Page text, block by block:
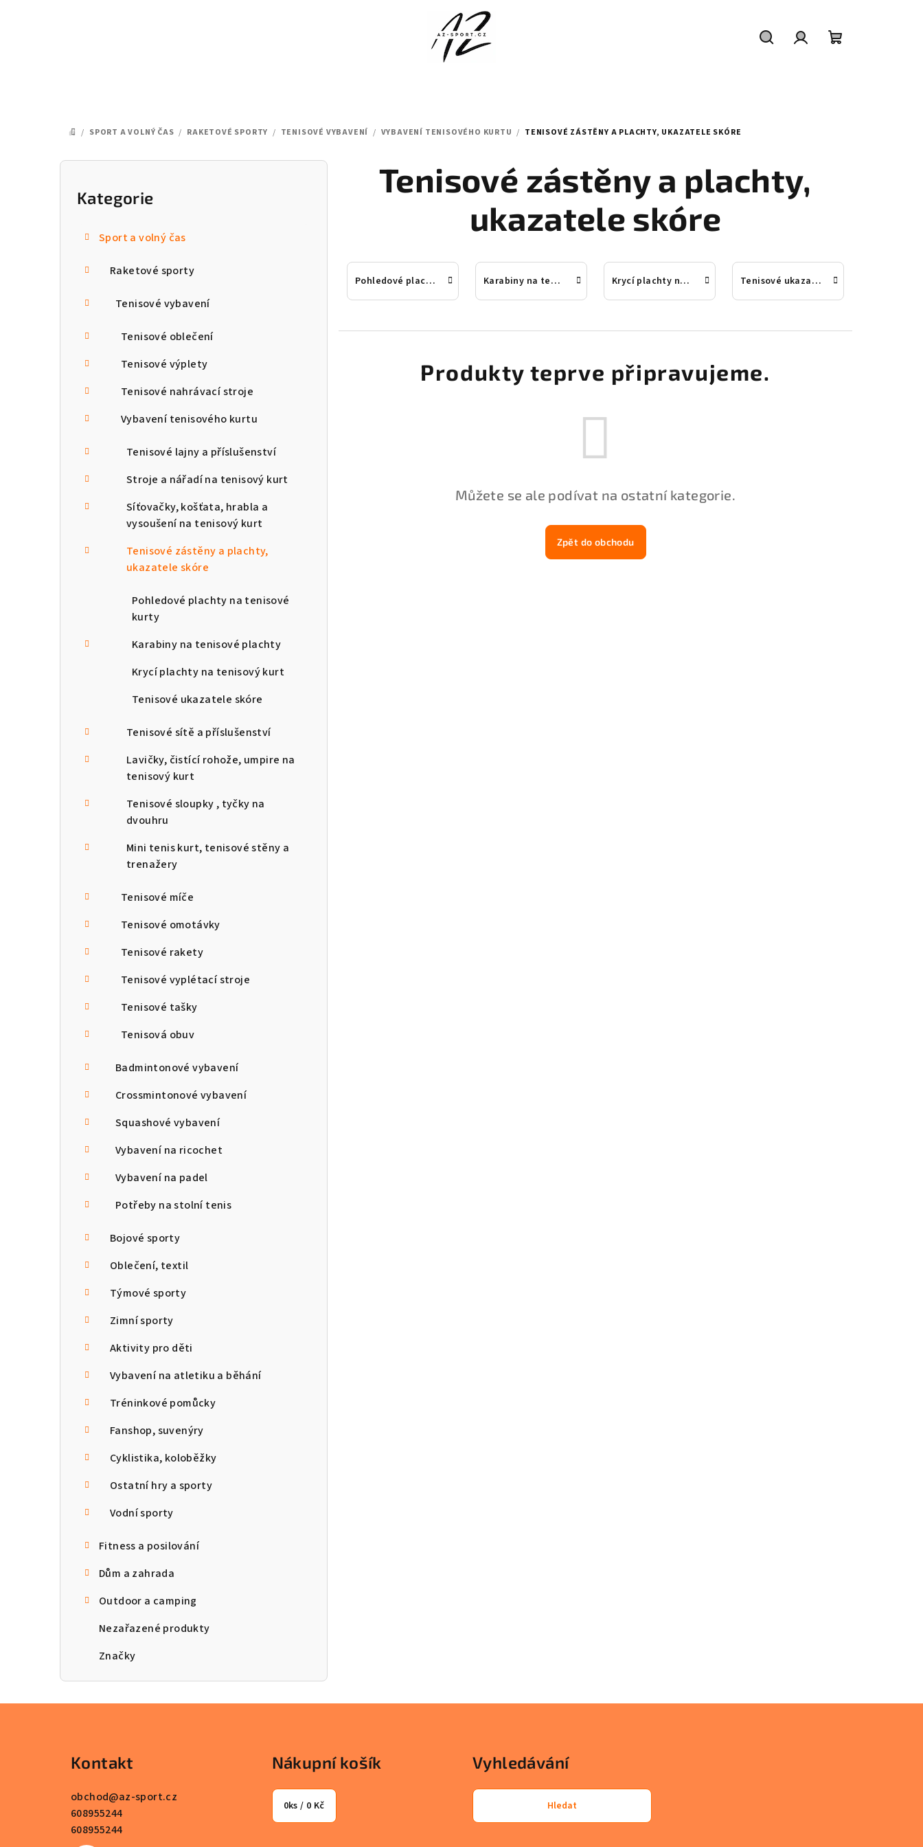
DOMŮ
/ SPORT A VOLNÝ ČAS / RAKETOVÉ SPORTY / TENISOVÉ VYBAVENÍ / VYBAVENÍ TENISOVÉHO KURTU / TENISOVÉ ZÁSTĚNY A PLACHTY, UKAZATELE SKÓRE
P
Přeskočit
kategorie
Kategorie
Sport a volný čas
Raketové sporty
Tenisové vybavení
Tenisové oblečení
Tenisové výplety
Tenisové nahrávací stroje
Vybavení tenisového kurtu
Tenisové lajny a příslušenství
Stroje a nářadí na tenisový kurt
Síťovačky, košťata, hrabla a
vysoušení na tenisový kurt
Tenisové zástěny a plachty,
ukazatele skóre
Pohledové plachty na tenisové
kurty
Karabiny na tenisové plachty
Krycí plachty na tenisový kurt
Tenisové ukazatele skóre
Tenisové sítě a příslušenství
Lavičky, čistící rohože, umpire na
tenisový kurt
Tenisové sloupky , tyčky na
dvouhru
Mini tenis kurt, tenisové stěny a
trenažery
Tenisové míče
Tenisové omotávky
Tenisové rakety
Tenisové vyplétací stroje
Tenisové tašky
Tenisová obuv
Badmintonové vybavení
Crossmintonové vybavení
Squashové vybavení
Vybavení na ricochet
Vybavení na padel
Potřeby na stolní tenis
Bojové sporty
Oblečení, textil
Týmové sporty
Zimní sporty
Aktivity pro děti
Vybavení na atletiku a běhání
Tréninkové pomůcky
Fanshop, suvenýry
Cyklistika, koloběžky
Ostatní hry a sporty
Vodní sporty
Fitness a posilování
Dům a zahrada
Outdoor a camping
Nezařazené produkty
Značky
Tenisové zástěny a plachty,
ukazatele skóre
Pohledové plachty na tenisové kurty Karabiny na tenisové plachty Krycí plachty na tenisový kurt Tenisové ukazatele skóre
Produkty teprve připravujeme.
Můžete se ale podívat na ostatní kategorie.
Zpět do obchodu
Kontakt
obchod@az-sport.cz
608955244
608955244
Nákupní košík
0ks / 0 Kč
Vyhledávání
Hledat